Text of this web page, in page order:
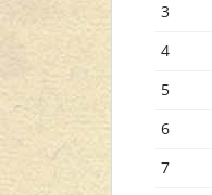
3
4
5
6
7